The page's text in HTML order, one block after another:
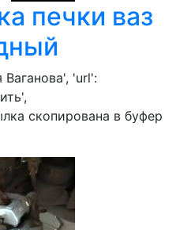
печки ваз
'url':
скопирована в буфер